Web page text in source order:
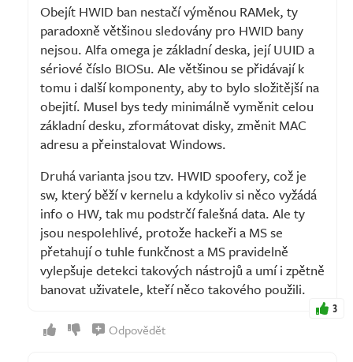
Obejít HWID ban nestačí výměnou RAMek, ty
paradoxně většinou sledovány pro HWID bany
nejsou. Alfa omega je základní deska, její UUID a
sériové číslo BIOSu. Ale většinou se přidávají k
tomu i další komponenty, aby to bylo složitější na
obejití. Musel bys tedy minimálně vyměnit celou
základní desku, zformátovat disky, změnit MAC
adresu a přeinstalovat Windows.
Druhá varianta jsou tzv. HWID spoofery, což je
sw, který běží v kernelu a kdykoliv si něco vyžádá
info o HW, tak mu podstrčí falešná data. Ale ty
jsou nespolehlivé, protože hackeři a MS se
přetahují o tuhle funkčnost a MS pravidelně
vylepšuje detekci takových nástrojů a umí i zpětně
banovat uživatele, kteří něco takového použili.
3
Odpovědět